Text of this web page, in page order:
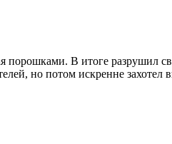
порошками. В итоге разрушил
но потом искренне захотел